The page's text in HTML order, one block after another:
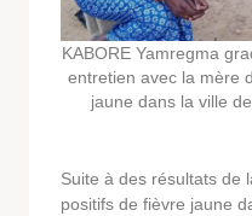
KABORE Yamregma
entretien avec la mère
jaune dans la ville
Suite à des résultats de
positifs de fièvre jaune